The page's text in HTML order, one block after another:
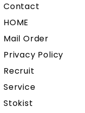
Contact
HOME
Mail Order
Privacy Policy
Recruit
Service
Stokist